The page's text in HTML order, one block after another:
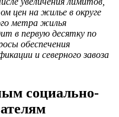
цен на жилье в округе
метра жилья
в первую десятку по
обеспечения
и северного завоза
социально-